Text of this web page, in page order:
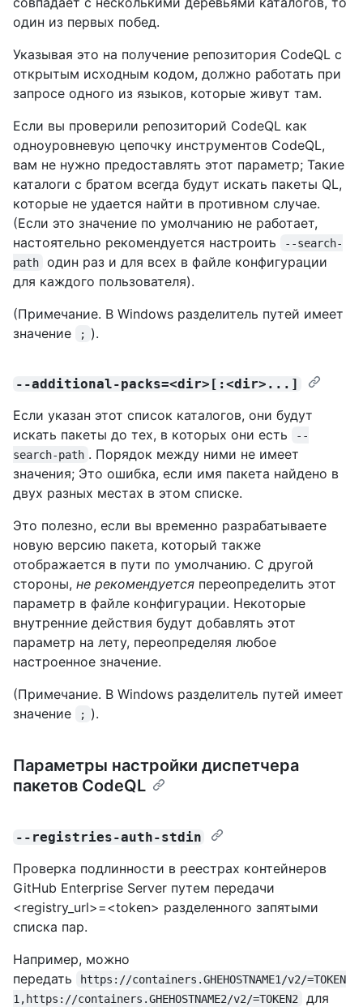
один из первых побед.
Указывая это на получение репозитория CodeQL с
открытым исходным кодом, должно работать при
запросе одного из языков, которые живут там.
Если вы проверили репозиторий CodeQL как
одноуровневую цепочку инструментов CodeQL,
вам не нужно предоставлять этот параметр; Такие
каталоги с братом всегда будут искать пакеты QL,
которые не удается найти в противном случае.
(Если это значение по умолчанию не работает,
настоятельно рекомендуется настроить
--search-
path
один раз и для всех в файле конфигурации
для каждого пользователя).
(Примечание. В Windows разделитель путей имеет
значение
; ).
--additional-packs=<dir>[:<dir>...]
Если указан этот список каталогов, они будут
искать пакеты до тех, в которых они есть
--
search-path . Порядок между ними не имеет
значения; Это ошибка, если имя пакета найдено в
двух разных местах в этом списке.
Это полезно, если вы временно разрабатываете
новую версию пакета, который также
отображается в пути по умолчанию. С другой
стороны, не рекомендуется переопределить этот
параметр в файле конфигурации. Некоторые
внутренние действия будут добавлять этот
параметр на лету, переопределяя любое
настроенное значение.
(Примечание. В Windows разделитель путей имеет
значение
; ).
Параметры настройки диспетчера
пакетов CodeQL
--registries-auth-stdin
Проверка подлинности в реестрах контейнеров
GitHub Enterprise Server путем передачи
<registry_url>=<token> разделенного запятыми
списка пар.
Например, можно
передать
https://containers.GHEHOSTNAME1/v2/=TOKEN
1,https://containers.GHEHOSTNAME2/v2/=TOKEN2
для